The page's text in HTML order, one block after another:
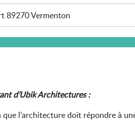
89270 Vermenton
d’Ubik Architectures :
l’architecture doit répondre à